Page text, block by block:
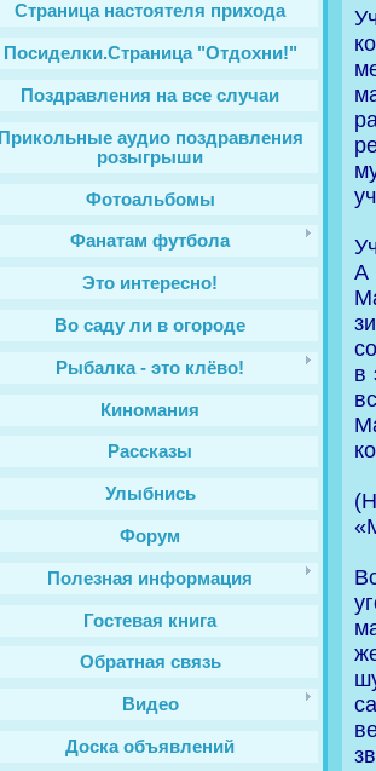
Cтраница настоятеля прихода
Посиделки.Страница "Отдохни!"
Поздравления на все случаи
Прикольные аудио поздравления
розыгрыши
Фотоальбомы
Фанатам футбола
Это интересно!
Во саду ли в огороде
Рыбалка - это клёво!
Киномания
Рассказы
Улыбнись
Форум
Полезная информация
Гостевая книга
Обратная связь
Видео
Доска объявлений
А
в